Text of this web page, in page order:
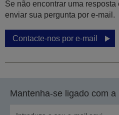
Se não encontrar uma
enviar sua pergunta por e-mail.
Contacte-nos por e-mail
Mantenha-se ligado com a